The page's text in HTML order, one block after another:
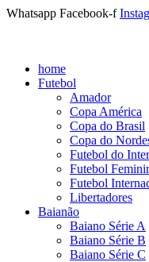
Whatsapp Facebook-f
home
Futebol
Amador
Copa América
Copa do Brasil
Copa do
Futebol do
Futebol
Futebol
Libertadores
Baianão
Baiano Série A
Baiano Série B
Baiano Série C